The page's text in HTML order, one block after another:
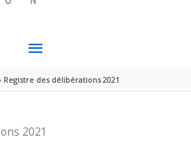
MENU
PRINCIPAL
Registre des délibérations 2021
2021